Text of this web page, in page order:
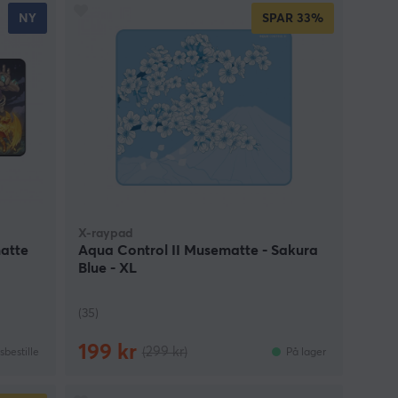
NY SPAR 33%
X-raypad
Aqua Control II Musematte - Sakura
Blue - XL
(35)
199 kr På lager